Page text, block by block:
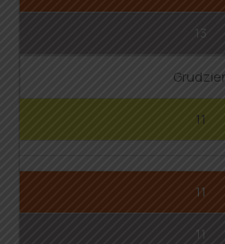
13
11
11
11